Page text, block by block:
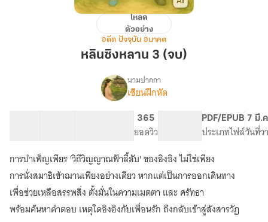
หลาน
โหลด
ตัวอย่าง
อดีต ปัจจุบัน อนาคต
หลินซิงหลาน 3 (จบ)
เรื่อง
หลาน
(ฟ้า
ใหม่)
นามปากกา
เซียนฝึกหัด
365
ยอดวิว
PDF/EPUB
ประเภทไฟล์
7 มี.
วันที่ว
การบำเพ็ญเพียร 'วิถีวิญญาณฟ้าลี้ลับ' ของอิงอิง ไม่ใช่เพียง
การนั่งสมาธิเข้าฌานเพียงอย่างเดียว หากแต่เป็นการออกเดินทาง
เพื่อช่วยเหลือสรรพสิ่ง ตั้งมั่นในความเมตตา และ ศรัทธา
พร้อมค้นหาคำตอบ เหตุใดอิงอิงกับเพื่อนรัก ถึงกลับเข้าสู่สังสารวัฏ